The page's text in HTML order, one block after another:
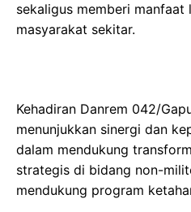
sekaligus memberi manfaat
masyarakat sekitar.
Kehadiran Danrem 042/
menunjukkan sinergi dan
dalam mendukung
strategis di bidang non-
mendukung program